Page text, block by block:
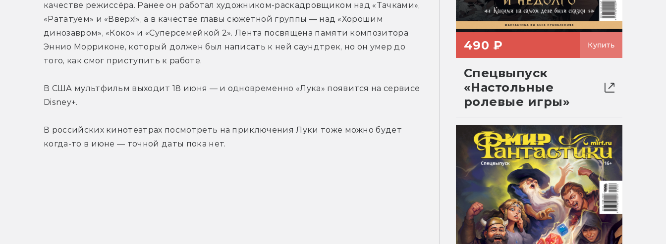
качестве режиссёра. Ранее он работал художником-раскадровщиком над «Тачками»,
«Рататуем» и «Вверх!», а в качестве главы сюжетной группы — над «Хорошим
динозавром», «Коко» и «Суперсемейкой 2». Лента посвящена памяти композитора
Эннио Морриконе, который должен был написать к ней саундтрек, но он умер до
того, как смог приступить к работе.
В США мультфильм выходит 18 июня — и одновременно «Лука» появится на сервисе
Disney+.
В российских кинотеатрах посмотреть на приключения Луки тоже можно будет
когда-то в июне — точной даты пока нет.
490 ₽ Купить
Спецвыпуск
«Настольные
ролевые игры»